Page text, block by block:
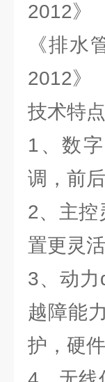
2012》
《排水
2012》
技术特点
1、数
调，前
2、主控
置更灵
3、动
越障能
护，硬